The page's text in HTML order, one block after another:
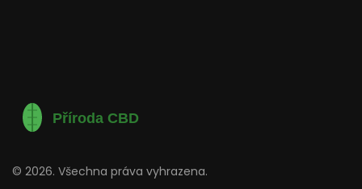
© 2026. Všechna práva vyhrazena.